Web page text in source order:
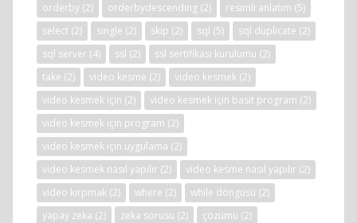
orderby (2) orderbydescending (2) resimli anlatım (5)
select (2) single (2) skip (2) sql (5) sql duplicate (2)
sql server (4) ssl (2) ssl sertifikası kurulumu (2)
take (2) video kesme (2) video kesmek (2)
video kesmek için (2) video kesmek için basit program (2)
video kesmek için program (2)
video kesmek için uygulama (2)
video kesmek nasıl yapılır (2) video kesme nasıl yapılır (2)
video kırpmak (2) where (2) while döngüsü (2)
yapay zeka (2) zeka sorusu (2) çözümü (2)